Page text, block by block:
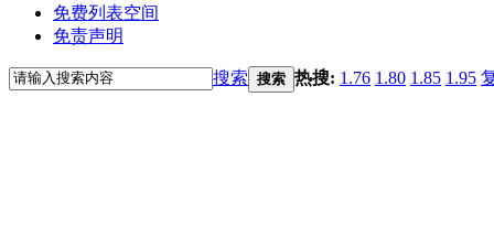
免费列表空间
免责声明
搜索 搜索 热搜: 1.76 1.80 1.85 1.95